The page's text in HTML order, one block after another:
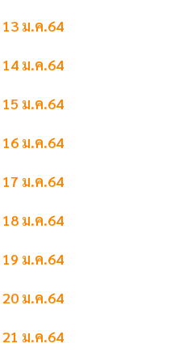
ม.ค.64
ม.ค.64
ม.ค.64
ม.ค.64
ม.ค.64
ม.ค.64
ม.ค.64
ม.ค.64
ม.ค.64